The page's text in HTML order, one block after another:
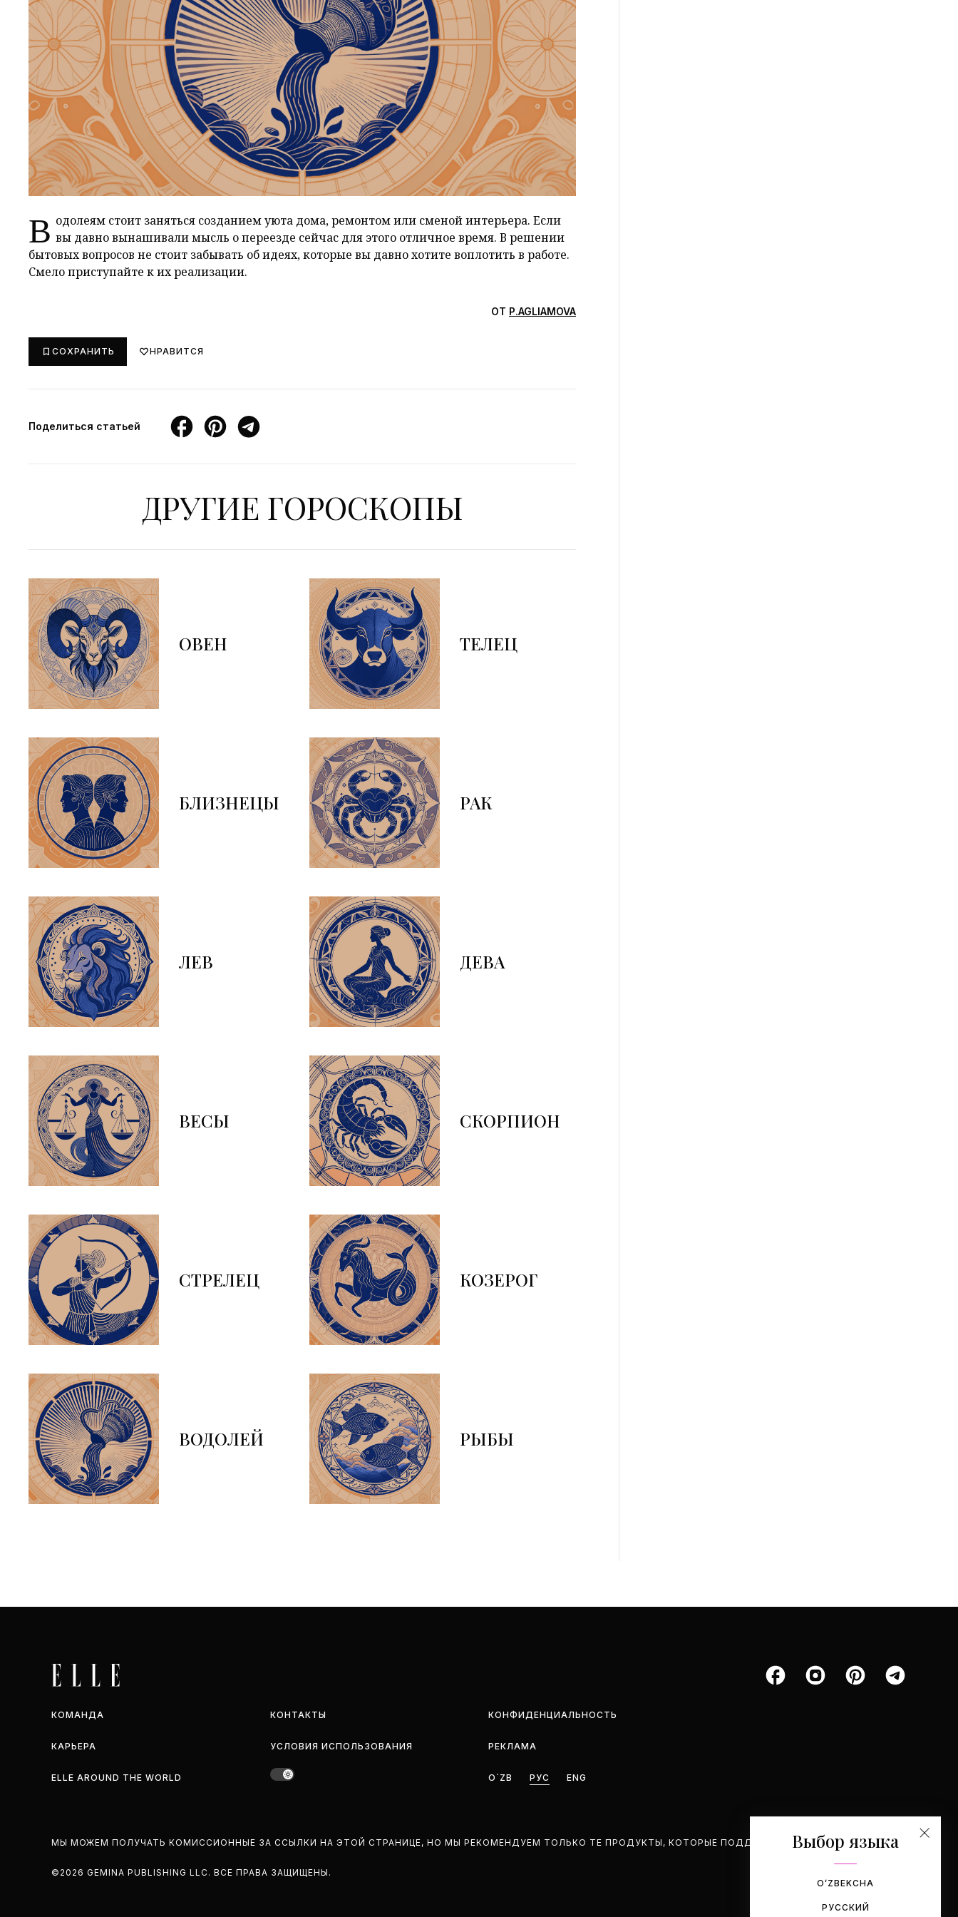
В одолеям стоит заняться созданием уюта дома, ремонтом или сменой интерьера. Если
вы давно вынашивали мысль о переезде сейчас для этого отличное время. В решении
бытовых вопросов не стоит забывать об идеях, которые вы давно хотите воплотить в работе.
Смело приступайте к их реализации.
ОТ P.AGLIAMOVA
СОХРАНИТЬ НРАВИТСЯ
Поделиться статьей
ДРУГИЕ ГОРОСКОПЫ
ОВЕН ТЕЛЕЦ
БЛИЗНЕЦЫ РАК
ЛЕВ ДЕВА
ВЕСЫ СКОРПИОН
СТРЕЛЕЦ КОЗЕРОГ
ВОДОЛЕЙ РЫБЫ
КОМАНДА КОНТАКТЫ КОНФИДЕНЦИАЛЬНОСТЬ
КАРЬЕРА УСЛОВИЯ ИСПОЛЬЗОВАНИЯ РЕКЛАМА
ELLE AROUND THE WORLD O`ZB РУС ENG
МЫ МОЖЕМ ПОЛУЧАТЬ КОМИССИОННЫЕ ЗА ССЫЛКИ НА ЭТОЙ СТРАНИЦЕ, НО МЫ РЕКОМЕНДУЕМ ТОЛЬКО ТЕ ПРОДУКТЫ, КОТОРЫЕ ПОДДЕРЖИВАЕМ.
©2026 GEMINA PUBLISHING LLC. BCE ПРАВА ЗАЩИЩЕНЫ.
Выбор языка
OʻZBEKCHA
РУССКИЙ